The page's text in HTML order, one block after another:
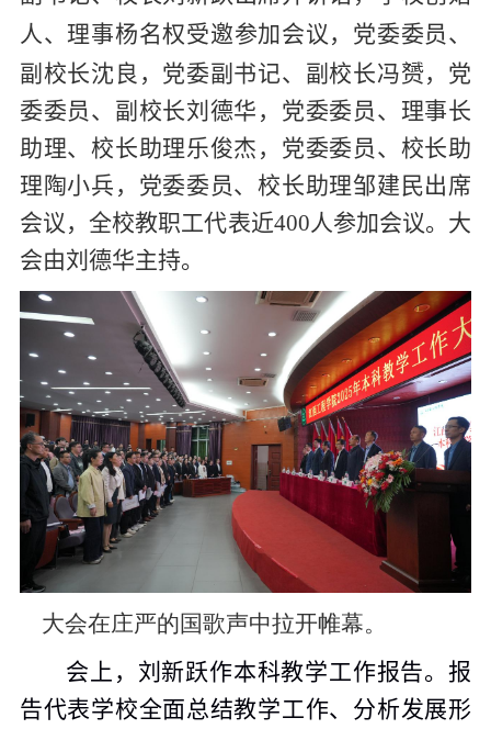
人、理事杨名权受邀参加会议 ， 党委委员、
副校长沈良，党委副书记、副校长冯赟，党
委委员、副校长刘德华，党委委员、理事长
助理、校长助理乐俊杰，党委委员、校长助
理陶小兵，党委委员、校长助理邹建民出席
会议，全校教职工代表近400人参加会议。 大
会由刘德华主持。
大会在庄严的国歌声中拉开帷幕。
会上，刘新跃作本科教学工作报告。报
告代表学校全面总结教学工作、分析发展形